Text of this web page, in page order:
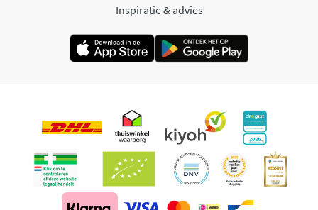
Inspiratie & advies